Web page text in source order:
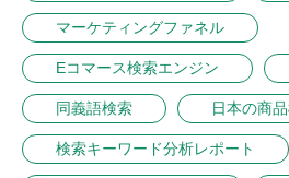
マーケティングファネル
Eコマース検索エンジン
同義語検索 日本の商
検索キーワード分析レポート